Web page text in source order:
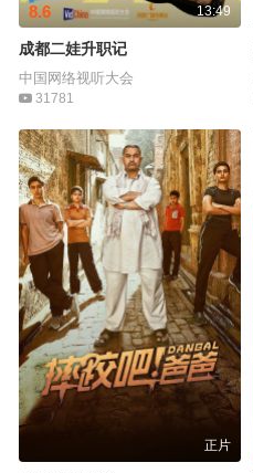
13:49
8.6
成都二娃升职记
中国网络视听大会
31781
正片